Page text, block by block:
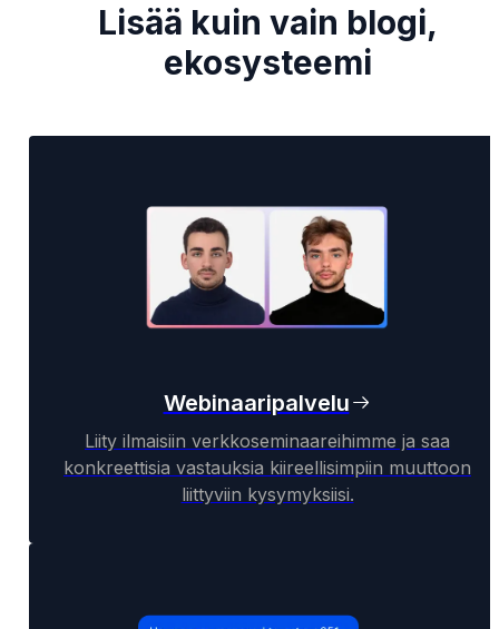
Lisää kuin vain blogi,
ekosysteemi
Webinaaripalvelu
Liity ilmaisiin verkkoseminaareihimme ja saa
konkreettisia vastauksia kiireellisimpiin muuttoon
liittyviin kysymyksiisi.